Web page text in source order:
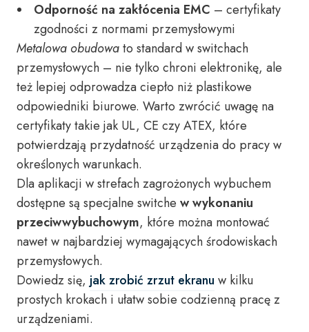
Odporność na zakłócenia EMC – certyfikaty
zgodności z normami przemysłowymi
Metalowa obudowato standard w switchach
przemysłowych – nie tylko chroni elektronikę, ale
też lepiej odprowadza ciepło niż plastikowe
odpowiedniki biurowe. Warto zwrócić uwagę na
certyfikaty takie jak UL, CE czy ATEX, które
potwierdzają przydatność urządzenia do pracy w
określonych warunkach.
Dla aplikacji w strefach zagrożonych wybuchem
dostępne są specjalne switche w wykonaniu
przeciwwybuchowym, które można montować
nawet w najbardziej wymagających środowiskach
przemysłowych.
Dowiedz się, jak zrobić zrzut ekranu w kilku
prostych krokach i ułatw sobie codzienną pracę z
urządzeniami.